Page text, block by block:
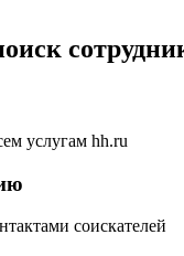
услугам hh.ru
соискателей